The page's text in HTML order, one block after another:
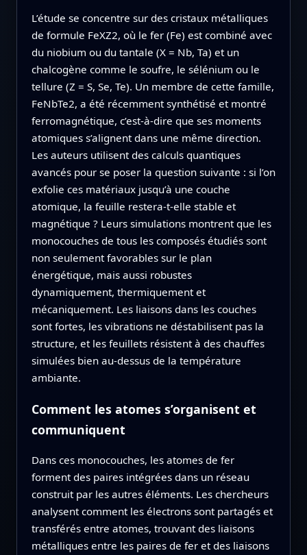
L’étude se concentre sur des cristaux métalliques
de formule FeXZ2, où le fer (Fe) est combiné avec
du niobium ou du tantale (X = Nb, Ta) et un
chalcogène comme le soufre, le sélénium ou le
tellure (Z = S, Se, Te). Un membre de cette famille,
FeNbTe2, a été récemment synthétisé et montré
ferromagnétique, c’est‑à‑dire que ses moments
atomiques s’alignent dans une même direction.
Les auteurs utilisent des calculs quantiques
avancés pour se poser la question suivante : si l’on
exfolie ces matériaux jusqu’à une couche
atomique, la feuille restera‑t‑elle stable et
magnétique ? Leurs simulations montrent que les
monocouches de tous les composés étudiés sont
non seulement favorables sur le plan
énergétique, mais aussi robustes
dynamiquement, thermiquement et
mécaniquement. Les liaisons dans les couches
sont fortes, les vibrations ne déstabilisent pas la
structure, et les feuillets résistent à des chauffes
simulées bien au‑dessus de la température
ambiante.
Comment les atomes s’organisent et
communiquent
Dans ces monocouches, les atomes de fer
forment des paires intégrées dans un réseau
construit par les autres éléments. Les chercheurs
analysent comment les électrons sont partagés et
transférés entre atomes, trouvant des liaisons
métalliques entre les paires de fer et des liaisons